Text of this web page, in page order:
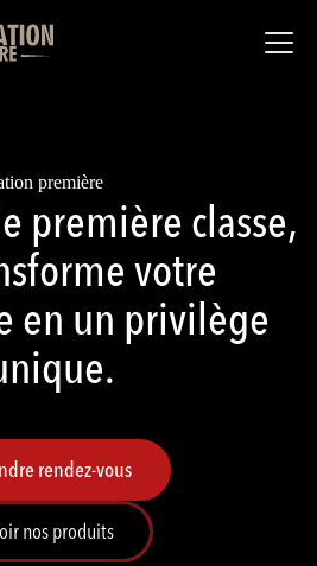
première classe,
votre
en un privilège
rendez-vous
nos produits